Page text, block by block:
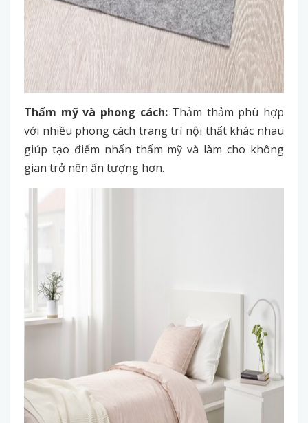
Thẩm mỹ và phong cách:Thảm thảm phù hợp
với nhiều phong cách trang trí nội thất khác nhau
giúp tạo điểm nhấn thẩm mỹ và làm cho không
gian trở nên ấn tượng hơn.